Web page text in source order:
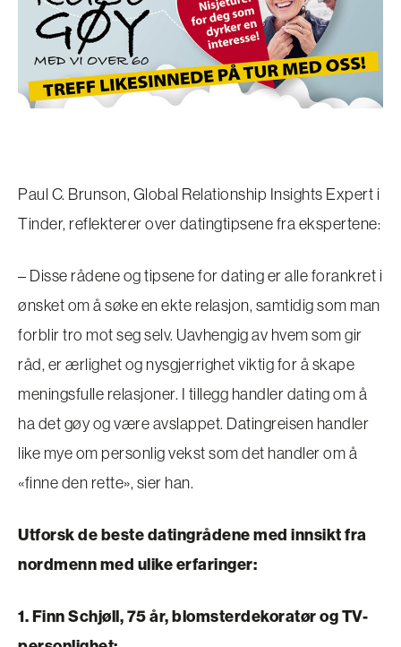
Paul C. Brunson, Global Relationship Insights Expert i
Tinder, reflekterer over datingtipsene fra ekspertene:
– Disse rådene og tipsene for dating er alle forankret i
ønsket om å søke en ekte relasjon, samtidig som man
forblir tro mot seg selv. Uavhengig av hvem som gir
råd, er ærlighet og nysgjerrighet viktig for å skape
meningsfulle relasjoner. I tillegg handler dating om å
ha det gøy og være avslappet. Datingreisen handler
like mye om personlig vekst som det handler om å
«finne den rette», sier han.
Utforsk de beste datingrådene med innsikt fra
nordmenn med ulike erfaringer:
1. Finn Schjøll, 75 år, blomsterdekoratør og TV-